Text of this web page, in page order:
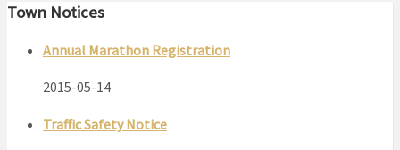
Town Notices
Annual Marathon Registration
2015-05-14
Traffic Safety Notice